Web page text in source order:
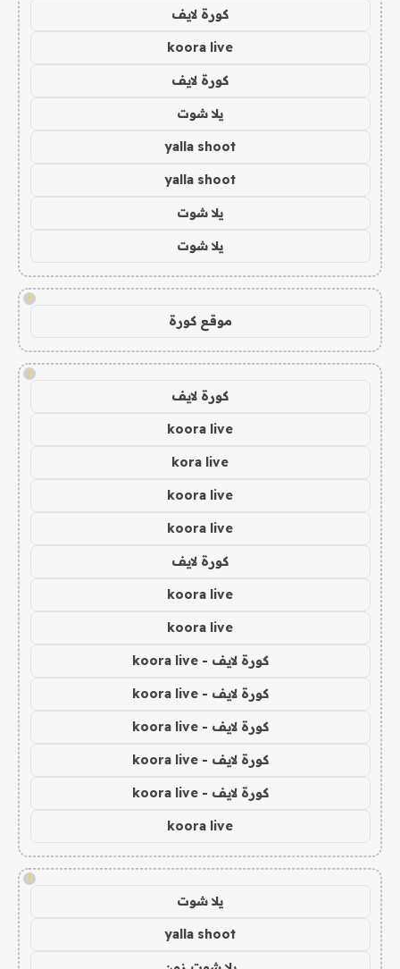
كورة لايف
koora live
كورة لايف
يلا شوت
yalla shoot
yalla shoot
يلا شوت
يلا شوت
!
موقع كورة
!
كورة لايف
koora live
kora live
koora live
koora live
كورة لايف
koora live
koora live
كورة لايف - koora live
كورة لايف - koora live
كورة لايف - koora live
كورة لايف - koora live
كورة لايف - koora live
koora live
!
يلا شوت
yalla shoot